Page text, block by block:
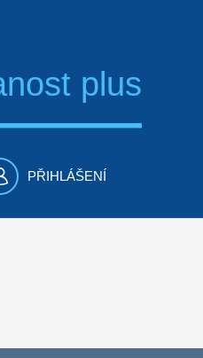
plus
PŘIHLÁŠENÍ